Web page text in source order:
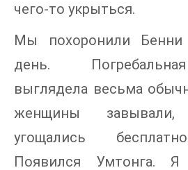
чего-то укрыться.
Мы похоронили
день.
выглядела весьма
женщины
угощались
Появился Умтонга.